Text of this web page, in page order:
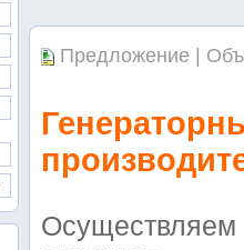
Предложение |
Осуществляем